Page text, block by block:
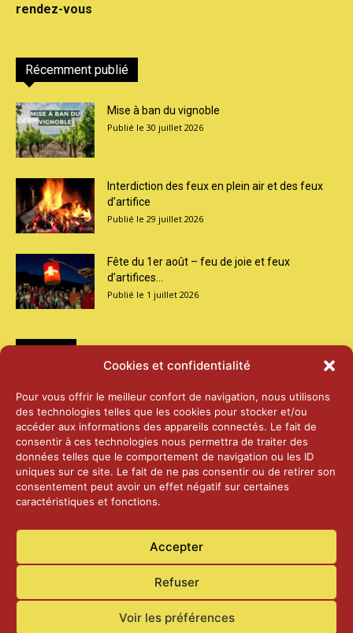
Cookies et confidentialité
Pour vous offrir le meilleur confort de navigation, nous utilisons
des technologies telles que les cookies pour stocker et/ou
accéder aux informations des appareils connectés. Le fait de
consentir à ces technologies nous permettra de traiter des
données telles que le comportement de navigation ou les ID
uniques sur ce site. Le fait de ne pas consentir ou de retirer son
consentement peut avoir un effet négatif sur certaines
caractéristiques et fonctions.
Accepter
Refuser
Voir les préférences
rendez-vous
Récemment publié
Mise à ban du vignoble
30 juillet 2026
Interdiction des feux en plein air et des feux
d’artifice
29 juillet 2026
Fête du 1er août – feu de joie et feux
d’artifices...
1 juillet 2026
2026 – Laiterie d’Orsières et Abbaye de St-
Maurice
25 juin 2026
2025 – Palais Fédéral – Berne
25 juin 2026
Aînés – Noël 2024